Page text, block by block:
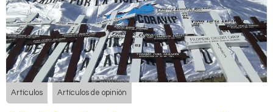
Artículos Artículos de opinión